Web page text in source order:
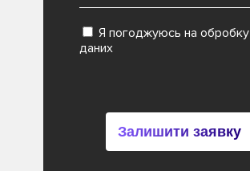
Я погоджуюсь на обробку
даних
Залишити заявку